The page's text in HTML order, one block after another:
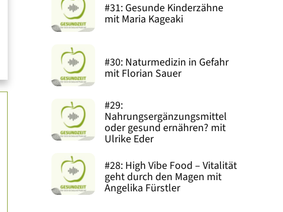
#31: Gesunde Kinderzähne
mit Maria Kageaki
#30: Naturmedizin in Gefahr
mit Florian Sauer
#29:
Nahrungsergänzungsmittel
oder gesund ernähren? mit
Ulrike Eder
#28: High Vibe Food – Vitalität
geht durch den Magen mit
Angelika Fürstler